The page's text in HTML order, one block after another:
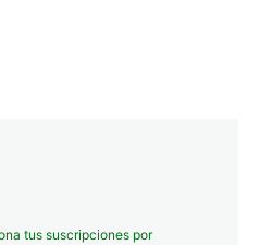
tus suscripciones por